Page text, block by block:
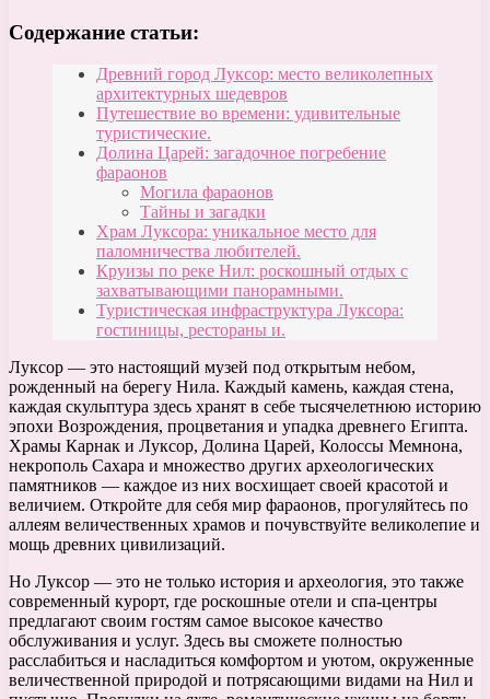
Содержание статьи:
Древний город Луксор: место великолепных
архитектурных шедевров
Путешествие во времени: удивительные
туристические.
Долина Царей: загадочное погребение
фараонов
Могила фараонов
Тайны и загадки
Храм Луксора: уникальное место для
паломничества любителей.
Круизы по реке Нил: роскошный отдых с
захватывающими панорамными.
Туристическая инфраструктура Луксора:
гостиницы, рестораны и.
Луксор — это настоящий музей под открытым небом,
рожденный на берегу Нила. Каждый камень, каждая стена,
каждая скульптура здесь хранят в себе тысячелетнюю историю
эпохи Возрождения, процветания и упадка древнего Египта.
Храмы Карнак и Луксор, Долина Царей, Колоссы Мемнона,
некрополь Сахара и множество других археологических
памятников — каждое из них восхищает своей красотой и
величием. Откройте для себя мир фараонов, прогуляйтесь по
аллеям величественных храмов и почувствуйте великолепие и
мощь древних цивилизаций.
Но Луксор — это не только история и археология, это также
современный курорт, где роскошные отели и спа-центры
предлагают своим гостям самое высокое качество
обслуживания и услуг. Здесь вы сможете полностью
расслабиться и насладиться комфортом и уютом, окруженные
величественной природой и потрясающими видами на Нил и